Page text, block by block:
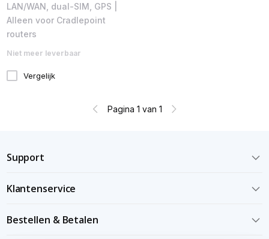
LAN/WAN, dual-SIM, GPS |
Alleen voor Cradlepoint
routers
Niet meer leverbaar
Vergelijk
Pagina 1 van 1
Support
Klantenservice
Bestellen & Betalen